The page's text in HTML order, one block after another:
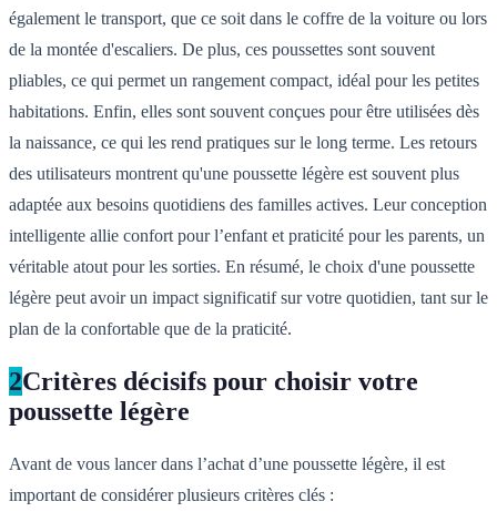
également le transport, que ce soit dans le coffre de la voiture ou lors
de la montée d'escaliers. De plus, ces poussettes sont souvent
pliables, ce qui permet un rangement compact, idéal pour les petites
habitations. Enfin, elles sont souvent conçues pour être utilisées dès
la naissance, ce qui les rend pratiques sur le long terme. Les retours
des utilisateurs montrent qu'une poussette légère est souvent plus
adaptée aux besoins quotidiens des familles actives. Leur conception
intelligente allie confort pour l’enfant et praticité pour les parents, un
véritable atout pour les sorties. En résumé, le choix d'une poussette
légère peut avoir un impact significatif sur votre quotidien, tant sur le
plan de la confortable que de la praticité.
2Critères décisifs pour choisir votre
poussette légère
Avant de vous lancer dans l’achat d’une poussette légère, il est
important de considérer plusieurs critères clés :